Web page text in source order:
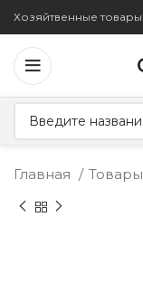
Хозяйтвенные
Главная